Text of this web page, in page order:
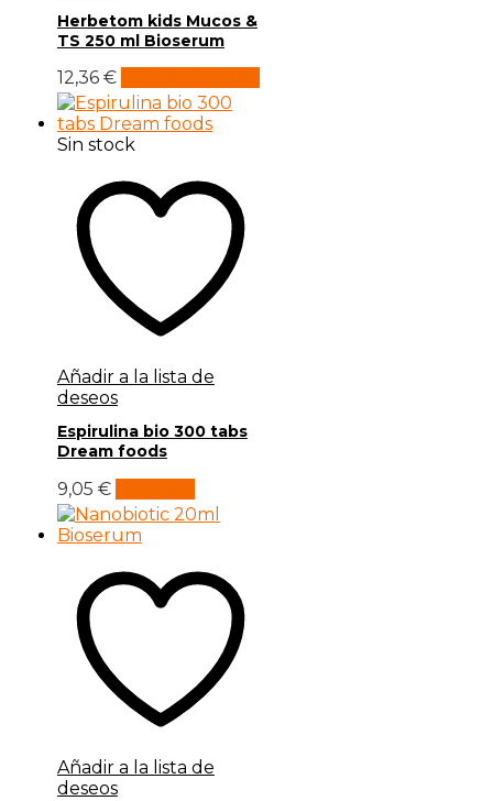
Herbetom kids Mucos &
TS 250 ml Bioserum
12,36 €
Sin stock
Añadir a la lista de
deseos
Espirulina bio 300 tabs
Dream foods
9,05 €
Añadir a la lista de
deseos